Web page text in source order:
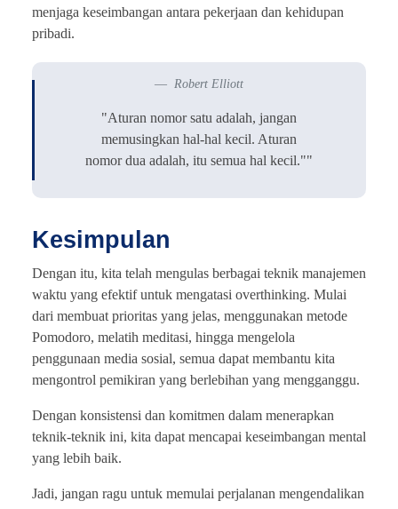
menjaga keseimbangan antara pekerjaan dan kehidupan
pribadi.
Robert Elliott
"Aturan nomor satu adalah, jangan
memusingkan hal-hal kecil. Aturan
nomor dua adalah, itu semua hal kecil.""
Kesimpulan
Dengan itu, kita telah mengulas berbagai teknik manajemen
waktu yang efektif untuk mengatasi overthinking. Mulai
dari membuat prioritas yang jelas, menggunakan metode
Pomodoro, melatih meditasi, hingga mengelola
penggunaan media sosial, semua dapat membantu kita
mengontrol pemikiran yang berlebihan yang mengganggu.
Dengan konsistensi dan komitmen dalam menerapkan
teknik-teknik ini, kita dapat mencapai keseimbangan mental
yang lebih baik.
Jadi, jangan ragu untuk memulai perjalanan mengendalikan